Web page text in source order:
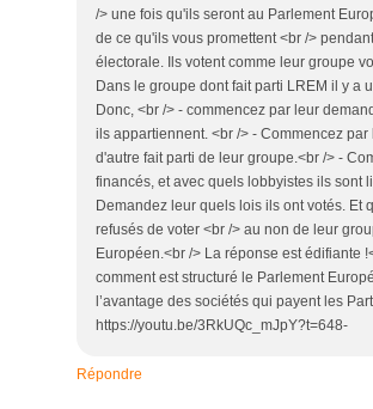
/> une fois qu'ils seront au Parlement
de ce qu'ils vous promettent <br />
électorale. Ils votent comme leur groupe
Dans le groupe dont fait parti LREM il y a
Donc, <br /> - commencez par leur
ils appartiennent. <br /> - Commencez
d'autre fait parti de leur groupe.<br /> -
financés, et avec quels lobbyistes ils sont
Demandez leur quels lois ils ont votés. Et
refusés de voter <br /> au non de leur
Européen.<br /> La réponse est édifiante
comment est structuré le Parlement
l’avantage des sociétés qui payent les
https://youtu.be/3RkUQc_mJpY?t=648-
Répondre